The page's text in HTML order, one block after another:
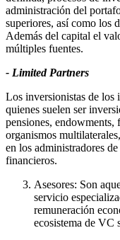
administración del
superiores, así como los
Además del capital el
múltiples fuentes.
- Limited Partners
Los inversionistas de los
quienes suelen ser
pensiones,
organismos
en los administradores
financieros.
Asesores: Son
servicio
remuneración
ecosistema de VC